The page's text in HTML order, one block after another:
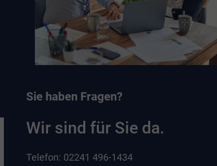
Sie haben Fragen?
Wir sind für Sie da.
Telefon: 02241 496-1434